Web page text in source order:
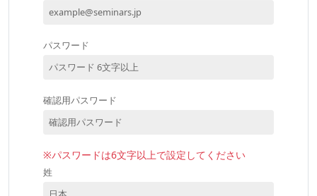
パスワード
確認用パスワード
※パスワードは6文字以上で設定してください
姓